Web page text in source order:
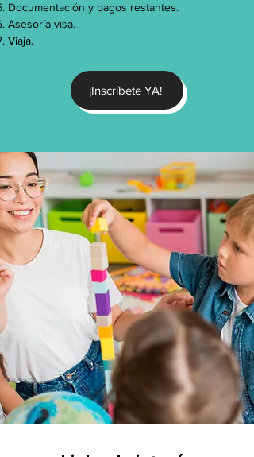
Documentación y pagos restantes.
Asesoría visa.
Viaja.
¡Inscríbete YA!